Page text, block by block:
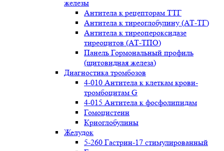
железы
Антитела к рецепторам ТТГ
Антитела к тиреоглобулину (АТ-ТГ)
Антитела к тиреопероксидазе
тиреоцитов (АТ-ТПО)
Панель Гормональный профиль
(щитовидная железа)
Диагностика тромбозов
4-010 Антитела к клеткам крови-
тромбоцитам G
4-015 Антитела к фосфолипидам
Гомоцистеин
Криоглобулины
Желудок
5-260 Гастрин-17 стимулированный